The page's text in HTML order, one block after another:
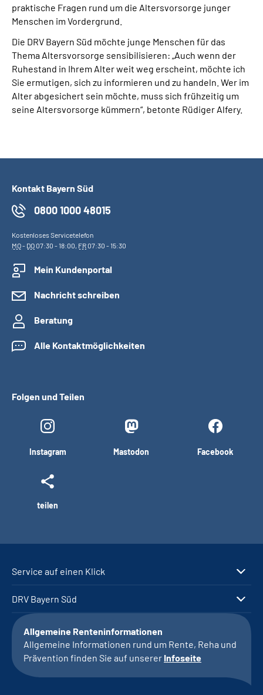
praktische Fragen rund um die Altersvorsorge junger
Menschen im Vordergrund.
Die DRV Bayern Süd möchte junge Menschen für das
Thema Altersvorsorge sensibilisieren: „Auch wenn der
Ruhestand in Ihrem Alter weit weg erscheint, möchte ich
Sie ermutigen, sich zu informieren und zu handeln. Wer im
Alter abgesichert sein möchte, muss sich frühzeitig um
seine Altersvorsorge kümmern“, betonte Rüdiger Alfery.
Kontakt Bayern Süd
0800 1000 48015
Kostenloses Servicetelefon
MO- DO07:30 - 18:00, FR07:30 - 15:30
Mein Kundenportal
Nachricht schreiben
Beratung
Alle Kontaktmöglichkeiten
Folgen und Teilen
Instagram Mastodon Facebook
teilen
Service auf einen Klick
DRV Bayern Süd
Allgemeine Renteninformationen
Allgemeine Informationen rund um Rente, Reha und
Prävention finden Sie auf unserer Infoseite